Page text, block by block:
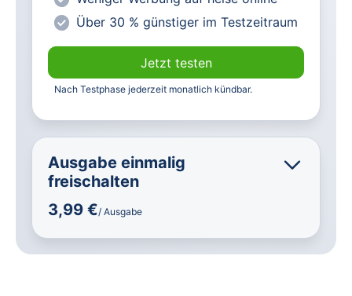
Über 30 % günstiger im Testzeitraum
Jetzt testen
Nach Testphase jederzeit monatlich kündbar.
Ausgabe einmalig
freischalten
3,99 €/ Ausgabe